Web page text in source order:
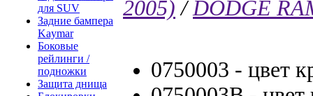
для SUV
Задние бампера
Kaymar
Боковые
рейлинги /
подножки
Защита днища
2005) / DODGE
0750003 - цвет